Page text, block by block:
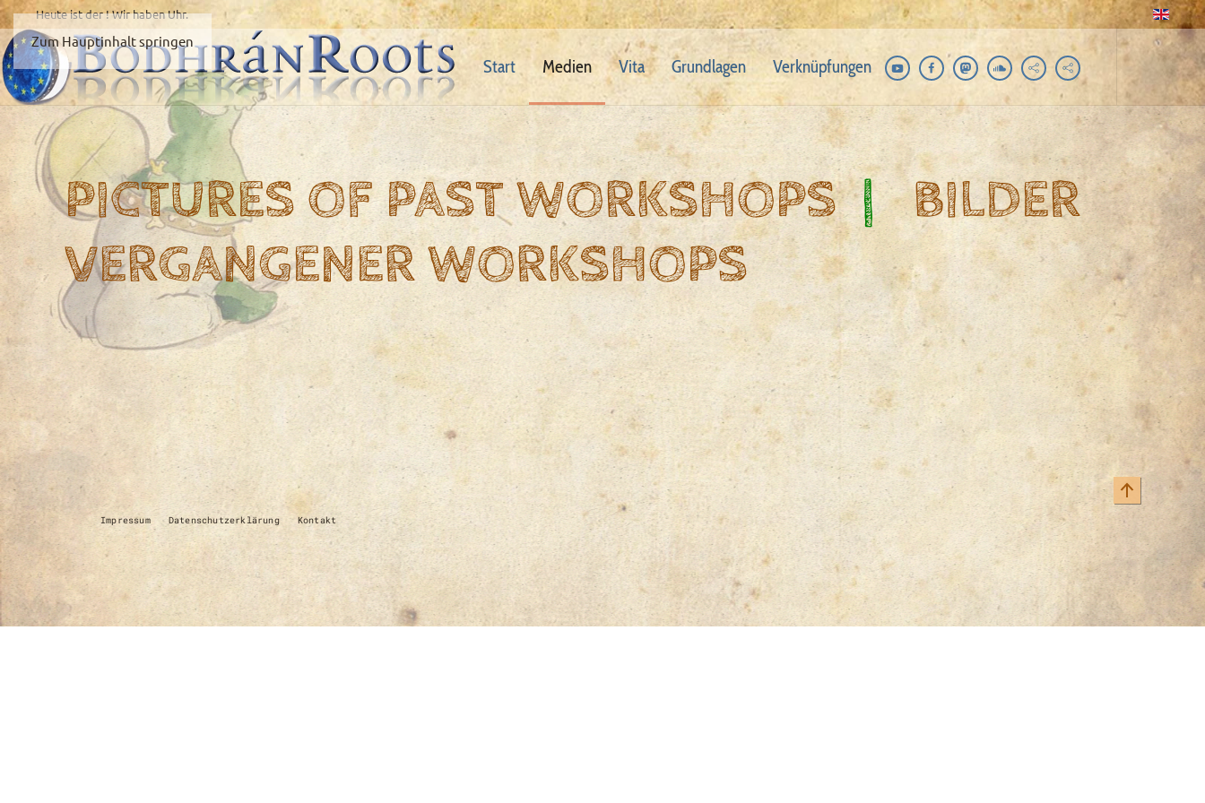
Zum Hauptinhalt springen
Heute ist der! Wir habenUhr.
Start Medien Vita Grundlagen Verknüpfungen
PICTURES OF PAST WORKSHOPS|BILDER
VERGANGENER WORKSHOPS
Impressum Datenschutzerklärung Kontakt